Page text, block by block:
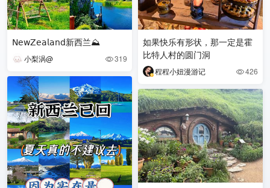
𝖭𝖾𝗐𝖹𝖾𝖺𝗅𝖺𝗇𝖽新西兰⛰️
小梨涡@ 319
如果快乐有形状，那一定是霍
比特人村的圆门洞
程程小妞漫游记 426